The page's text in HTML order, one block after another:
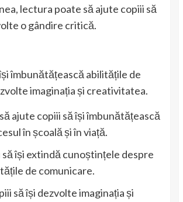
lectura poate să ajute copiii să
o gândire critică.
îmbunătățească abilitățile de
imaginația și creativitatea.
ajute copiii să își îmbunătățească
în școală și în viață.
își extindă cunoștințele despre
de comunicare.
să își dezvolte imaginația și